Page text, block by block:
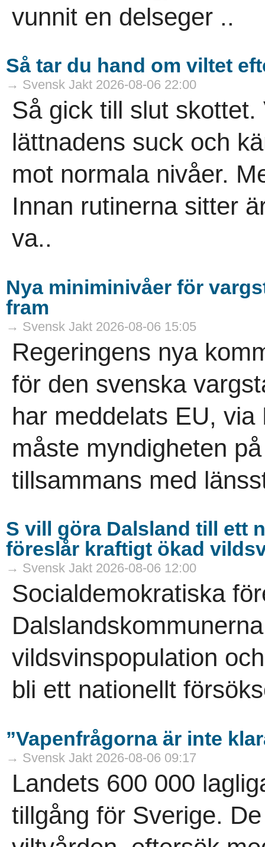
vunnit en delseger ..
Så tar du hand om viltet
→ Svensk Jakt 2026-08-06 22:00
Så gick till slut
lättnadens suck och
mot normala nivåer.
Innan rutinerna sitter
va..
Nya miniminivåer för
fram
→ Svensk Jakt 2026-08-06 15:05
Regeringens nya
för den svenska
har meddelats EU,
måste myndigheten
tillsammans med
S vill göra Dalsland till ett
föreslår kraftigt ökad
→ Svensk Jakt 2026-08-06 12:00
Socialdemokratiska
vildsvinspopulation
bli ett nationellt
”Vapenfrågorna är inte
→ Svensk Jakt 2026-08-06 09:17
Landets 600 000
tillgång för Sverige.